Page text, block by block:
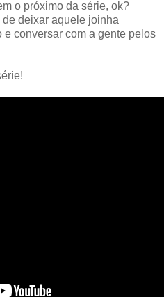
o próximo da série, ok?
deixar aquele joinha
conversar com a gente pelos